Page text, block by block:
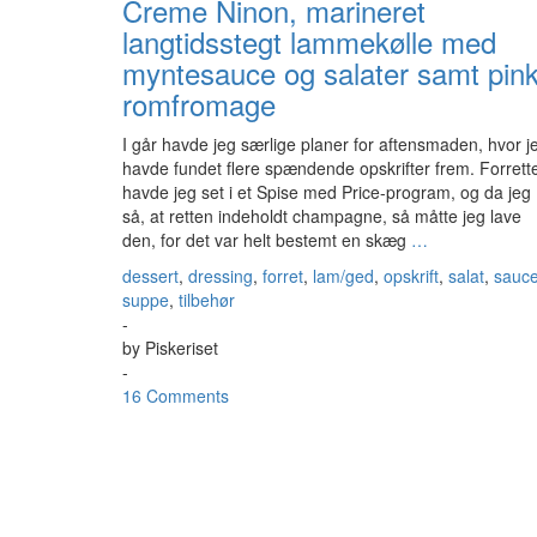
Creme Ninon, marineret
langtidsstegt lammekølle med
myntesauce og salater samt
romfromage
I går havde jeg særlige planer for aftensmaden, hvor
havde fundet flere spændende opskrifter frem.
havde jeg set i et Spise med Price-program, og da jeg
så, at retten indeholdt champagne, så måtte jeg lave
den, for det var helt bestemt en skæg …
dessert, dressing, forret, lam/ged, opskrift, salat,
suppe, tilbehør
-
by Piskeriset
-
16 Comments